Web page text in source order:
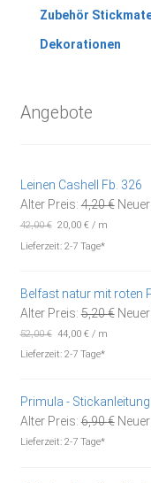
Zubehör
Dekorationen
Angebote
Leinen Cashell Fb. 326
Alter Preis: 4,20€
42,00€ 20,00€ / m
Lieferzeit: 2-7 Tage*
Belfast natur mit roten
Alter Preis: 5,20€
52,00€ 44,00€ / m
Lieferzeit: 2-7 Tage*
Primula - Stickanleitung
Alter Preis: 6,90€
Lieferzeit: 2-7 Tage*